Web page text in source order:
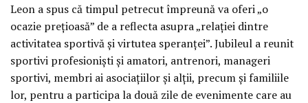
Leon a spus că timpul petrecut împreună va oferi „o
ocazie prețioasă” de a reflecta asupra „relației dintre
activitatea sportivă și virtutea speranței”. Jubileul a reunit
sportivi profesioniști și amatori, antrenori, manageri
sportivi, membri ai asociațiilor și alții, precum și familiile
lor, pentru a participa la două zile de evenimente care au